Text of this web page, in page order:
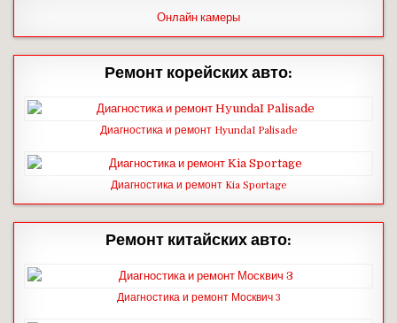
Онлайн камеры
Ремонт корейских авто:
Диагностика и ремонт HyundaI Palisade
Диагностика и ремонт Kia Sportage
Ремонт китайских авто:
Диагностика и ремонт Москвич 3